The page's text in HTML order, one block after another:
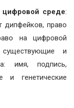
среде:
дипфейков, право
на цифровой
и
имя, подпись,
и генетические